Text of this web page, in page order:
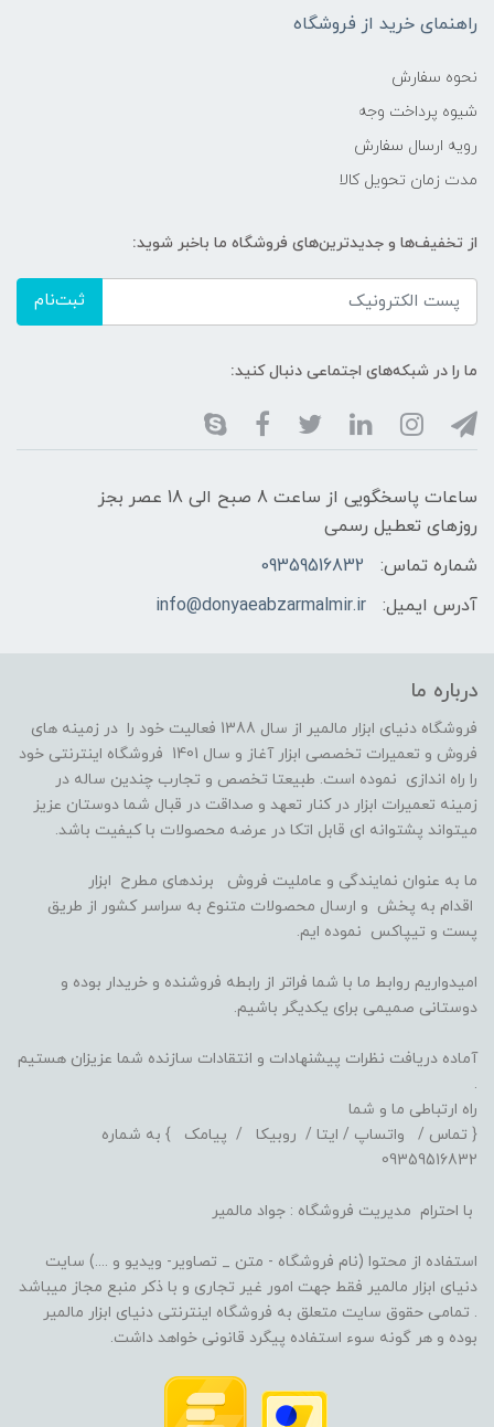
راهنمای خرید از فروشگاه
نحوه سفارش
شیوه پرداخت وجه
رویه ارسال سفارش
مدت زمان تحویل کالا
از تخفیف‌ها و جدیدترین‌های فروشگاه ما باخبر شوید:
ثبت‌نام
ما را در شبکه‌های اجتماعی دنبال کنید:
ساعات پاسخگویی از ساعت 8 صبح الی 18 عصر بجز
روزهای تعطیل رسمی
شماره تماس:
09359516832
آدرس ایمیل:
info@donyaeabzarmalmir.ir
درباره ما
فروشگاه دنیای ابزار مالمیر از سال 1388 فعالیت خود را در زمینه های
فروش و تعمیرات تخصصی ابزار آغاز و سال 1401 فروشگاه اینترنتی خود
را راه اندازی نموده است. طبیعتا تخصص و تجارب چندین ساله در
زمینه تعمیرات ابزار در کنار تعهد و صداقت در قبال شما دوستان عزیز
میتواند پشتوانه ای قابل اتکا در عرضه محصولات با کیفیت باشد.
ما به عنوان نمایندگی و عاملیت فروش برندهای مطرح ابزار
اقدام به پخش و ارسال محصولات متنوع به سراسر کشور از طریق
پست و تیپاکس نموده ایم.
امیدواریم روابط ما با شما فراتر از رابطه فروشنده و خریدار بوده و
دوستانی صمیمی برای یکدیگر باشیم.
آماده دریافت نظرات پیشنهادات و انتقادات سازنده شما عزیزان هستیم
.
راه ارتباطی ما و شما
{ تماس / واتساپ / ایتا / روبیکا / پیامک } به شماره
09359516832
با احترام مدیریت فروشگاه : جواد مالمیر
استفاده از محتوا (نام فروشگاه - متن _ تصاویر- ویدیو و ....) سایت
دنیای ابزار مالمیر فقط جهت امور غیر تجاری و با ذکر منبع مجاز میباشد
. تمامی حقوق سایت متعلق به فروشگاه اینترنتی دنیای ابزار مالمیر
بوده و هر گونه سوء استفاده پیگرد قانونی خواهد داشت.